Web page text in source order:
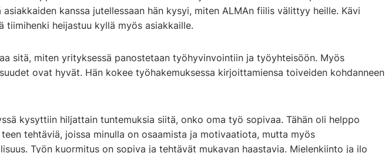
asiakkaiden kanssa jutellessaan hän kysyi, miten ALMAn fiilis välittyy heille. Kävi
tiimihenki heijastuu kyllä myös asiakkaille.
sitä, miten yrityksessä panostetaan työhyvinvointiin ja työyhteisöön. Myös
ovat hyvät. Hän kokee työhakemuksessa kirjoittamiensa toiveiden kohdanneen
kysyttiin hiljattain tuntemuksia siitä, onko oma työ sopivaa. Tähän oli helppo
tehtäviä, joissa minulla on osaamista ja motivaatiota, mutta myös
Työn kuormitus on sopiva ja tehtävät mukavan haastavia. Mielenkiinto ja ilo